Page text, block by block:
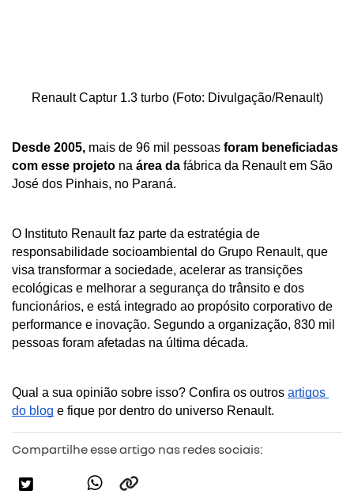
Renault Captur 1.3 turbo (Foto: Divulgação/Renault)
Desde 2005, mais de 96 mil pessoas foram beneficiadas
com esse projeto na área da fábrica da Renault em São
José dos Pinhais, no Paraná.
O Instituto Renault faz parte da estratégia de
responsabilidade socioambiental do Grupo Renault, que
visa transformar a sociedade, acelerar as transições
ecológicas e melhorar a segurança do trânsito e dos
funcionários, e está integrado ao propósito corporativo de
performance e inovação. Segundo a organização, 830 mil
pessoas foram afetadas na última década.
Qual a sua opinião sobre isso? Confira os outros artigos
do blog e fique por dentro do universo Renault.
Compartilhe esse artigo nas redes sociais: